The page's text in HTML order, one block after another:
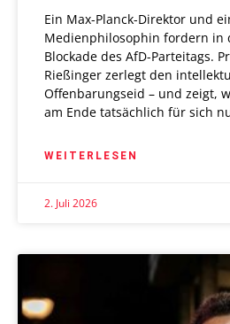
Ein Max-Planck-Direktor und
Medienphilosophin fordern in
Blockade des AfD-Parteitags.
Rießinger zerlegt den
Offenbarungseid – und zeigt,
am Ende tatsächlich für sich
WEITERLESEN
2. Juli 2026